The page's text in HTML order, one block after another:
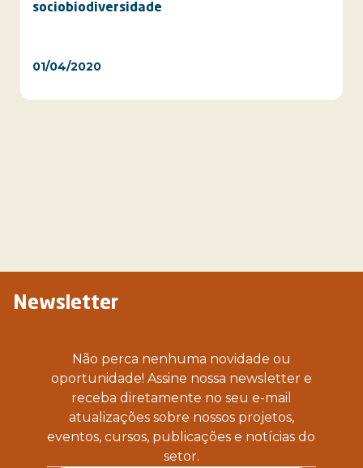
sociobiodiversidade
01/04/2020
Newsletter
Não perca nenhuma novidade ou
oportunidade! Assine nossa newsletter e
receba diretamente no seu e-mail
atualizações sobre nossos projetos,
eventos, cursos, publicações e notícias do
setor.